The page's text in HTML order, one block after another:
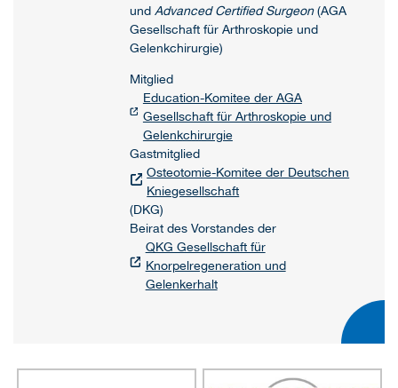
undAdvanced Certified Surgeon(AGA
Gesellschaft für Arthroskopie und
Gelenkchirurgie)
Mitglied
Education-Komitee der AGA
Gesellschaft für Arthroskopie und
Gelenkchirurgie
Gastmitglied
Osteotomie-Komitee der Deutschen
Kniegesellschaft
(DKG)
Beirat des Vorstandes der
QKG Gesellschaft für
Knorpelregeneration und
Gelenkerhalt